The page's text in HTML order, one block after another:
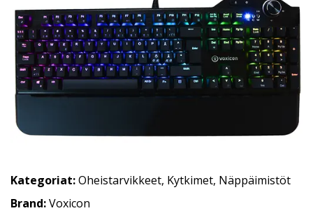
Kategoriat:Oheistarvikkeet, Kytkimet, Näppäimistöt
Brand:Voxicon